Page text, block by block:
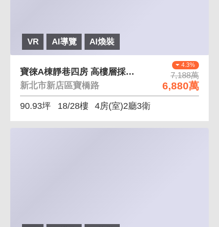
VR AI導覽 AI煥裝
4.3%
7,188萬
6,880萬
寶徠A棟靜巷四房 高樓層採光通風佳
新北市新店區寶橋路
90.93坪 18/28樓 4房(室)2廳3衛